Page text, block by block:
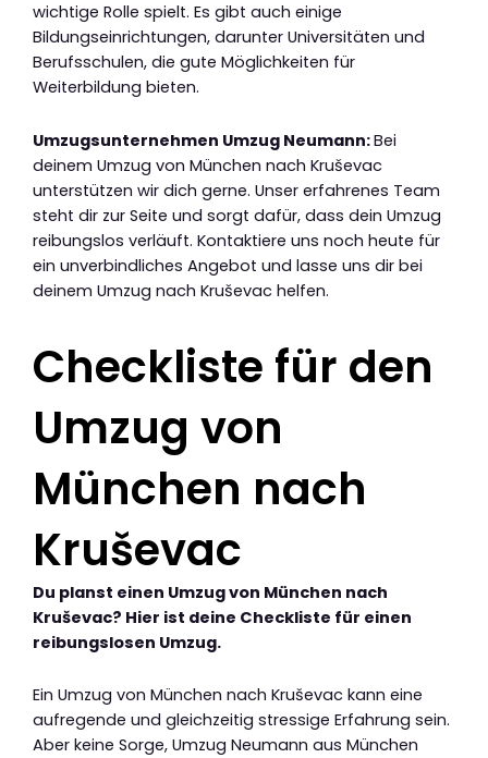
wichtige Rolle spielt. Es gibt auch einige
Bildungseinrichtungen, darunter Universitäten und
Berufsschulen, die gute Möglichkeiten für
Weiterbildung bieten.
Umzugsunternehmen Umzug Neumann:Bei
deinem Umzug von München nach Kruševac
unterstützen wir dich gerne. Unser erfahrenes Team
steht dir zur Seite und sorgt dafür, dass dein Umzug
reibungslos verläuft. Kontaktiere uns noch heute für
ein unverbindliches Angebot und lasse uns dir bei
deinem Umzug nach Kruševac helfen.
Checkliste für den
Umzug von
München nach
Kruševac
Du planst einen Umzug von München nach
Kruševac? Hier ist deine Checkliste für einen
reibungslosen Umzug.
Ein Umzug von München nach Kruševac kann eine
aufregende und gleichzeitig stressige Erfahrung sein.
Aber keine Sorge, Umzug Neumann aus München